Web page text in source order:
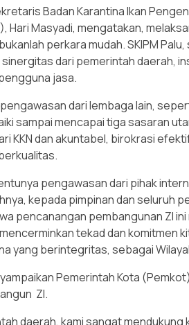
Badan Karantina Ikan
Hari Masyadi, mengatakan,
perkara mudah. SKIPM
dari pemerintah daerah,
jasa.
dari lembaga lain,
sampai mencapai tiga sasaran
KKN dan akuntabel, birokrasi
pengawasan dari pihak
kepada pimpinan dan seluruh
pencanangan pembangunan ZI
tekad dan komitmen
yang berintegritas, sebagai
Pemerintah Kota
ZI.
daerah, kami sangat mendukung